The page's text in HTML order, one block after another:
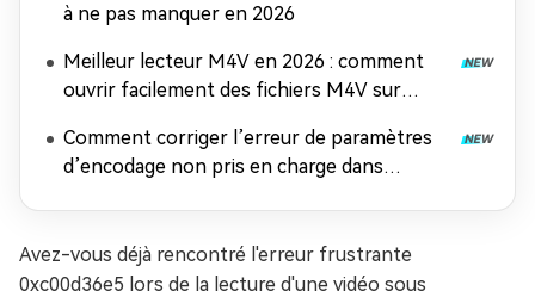
à ne pas manquer en 2026
Meilleur lecteur M4V en 2026 : comment
ouvrir facilement des fichiers M4V sur
Comment corriger l’erreur de paramètres
d’encodage non pris en charge dans
Avez-vous déjà rencontré l'erreur frustrante
0xc00d36e5 lors de la lecture d'une vidéo sous